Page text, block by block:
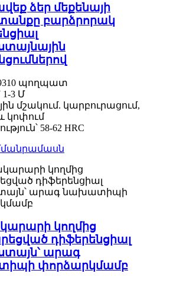
ձեր մեքենայի
բարձրորակ
9310 պողպատ
1-3 Մ
մշակում. կարբուրացում,
կոփում
58-62 HRC
մանրամասն
կողմից
դիֆերենցիալ
արագ
փորձարկմամբ